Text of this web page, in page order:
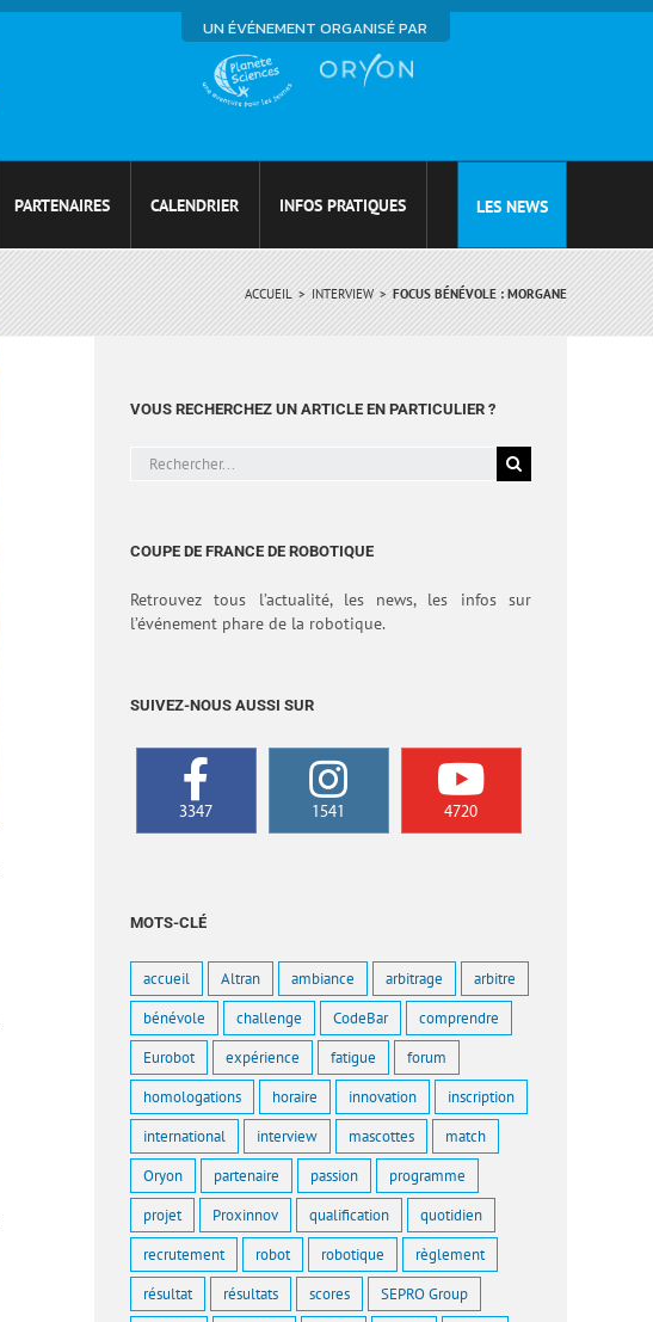
UN ÉVÉNEMENT ORGANISÉ PAR
PARTENAIRES CALENDRIER INFOS PRATIQUES LES NEWS
ACCUEIL INTERVIEW FOCUS BÉNÉVOLE : MORGANE
VOUS RECHERCHEZ UN ARTICLE EN PARTICULIER ?
Rechercher:
COUPE DE FRANCE DE ROBOTIQUE
Retrouvez tous l’actualité, les news, les infos sur
l’événement phare de la robotique.
SUIVEZ-NOUS AUSSI SUR
3347 1541 4720
MOTS-CLÉ
accueil Altran ambiance arbitrage arbitre
bénévole challenge CodeBar comprendre
Eurobot expérience fatigue forum
homologations horaire innovation inscription
international interview mascottes match
Oryon partenaire passion programme
projet Proxinnov qualification quotidien
recrutement robot robotique règlement
résultat résultats scores SEPRO Group